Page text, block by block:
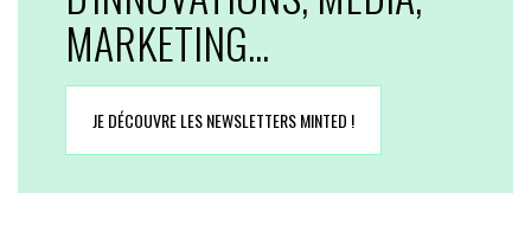
MARKETING...
JE DÉCOUVRE LES NEWSLETTERS MINTED !